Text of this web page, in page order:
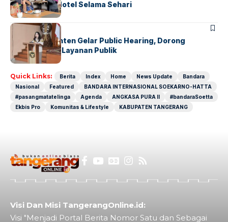
Operasional Hotel Selama Sehari
BANDARA BERITA
Karantina Banten Gelar Public Hearing, Dorong
Transparansi Layanan Publik
Quick Links: Berita Index Home News Update
Bandara
Nasional
Featured
BANDARA INTERNASIONAL SOEKARNO-HATTA
#pasangmatatelinga
Agenda ANGKASA PURA II
#bandaraSoetta
Ekbis Pro
Komunitas & Lifestyle KABUPATEN TANGERANG
Visi Dan Misi TangerangOnline.id:
Visi "Menjadi Portal Berita Nomor Satu dan Sebagai